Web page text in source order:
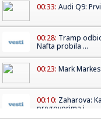
00:33: Audi Q9:
00:28: Tramp
Nafta probila ...
00:23: Mark
00:10: Zaharova:
pregovorima i...